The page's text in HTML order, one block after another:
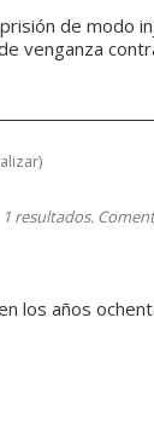
de modo
venganza
)
1 resultados.
los años